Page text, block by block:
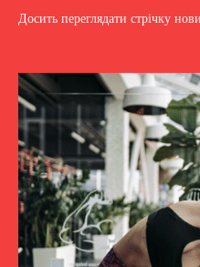
Досить переглядати стрічку